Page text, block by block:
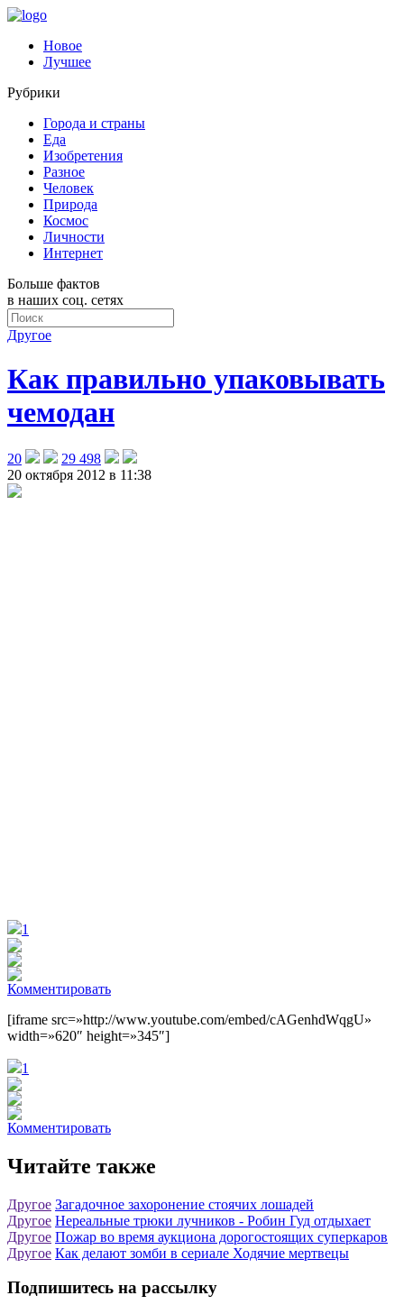
Новое
Лучшее
Рубрики
Города и страны
Еда
Изобретения
Разное
Человек
Природа
Космос
Личности
Интернет
Больше фактов
в наших соц. сетях
Другое
Как правильно упаковывать
чемодан
20
29 498
20 октября 2012 в 11:38
1
Комментировать
[iframe src=»http://www.youtube.com/embed/cAGenhdWqgU»
width=»620″ height=»345″]
1
Комментировать
Читайте также
Другое Загадочное захоронение стоячих лошадей
Другое Нереальные трюки лучников - Робин Гуд отдыхает
Другое Пожар во время аукциона дорогостоящих суперкаров
Другое Как делают зомби в сериале Ходячие мертвецы
Подпишитесь на рассылку